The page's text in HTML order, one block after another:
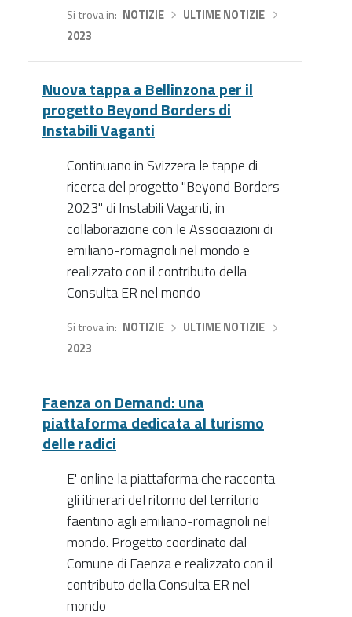
Si trova in NOTIZIE› ULTIME NOTIZIE
2023
Nuova tappa a Bellinzona per il
progetto Beyond Borders di
Instabili Vaganti
Continuano in Svizzera le tappe di
ricerca del progetto "Beyond Borders
2023" di Instabili Vaganti, in
collaborazione con le Associazioni di
emiliano-romagnoli nel mondo e
realizzato con il contributo della
Consulta ER nel mondo
Si trova in NOTIZIE› ULTIME NOTIZIE
2023
Faenza on Demand: una
piattaforma dedicata al turismo
delle radici
E' online la piattaforma che racconta
gli itinerari del ritorno del territorio
faentino agli emiliano-romagnoli nel
mondo. Progetto coordinato dal
Comune di Faenza e realizzato con il
contributo della Consulta ER nel
mondo